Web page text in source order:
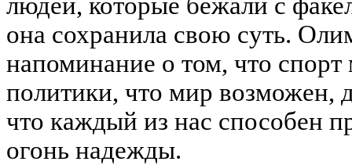
она сохранила свою суть.
напоминание о том, что
политики, что мир возможен,
что каждый из нас способен
огонь надежды.